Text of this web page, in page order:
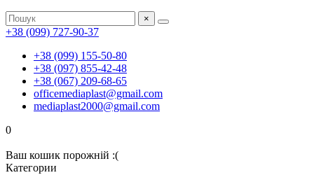
×
+38 (099) 727-90-37
+38 (099) 155-50-80
+38 (097) 855-42-48
+38 (067) 209-68-65
officemediaplast@gmail.com
mediaplast2000@gmail.com
0
Ваш кошик порожній :(
Категории